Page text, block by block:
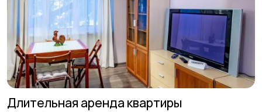
Длительная аренда квартиры